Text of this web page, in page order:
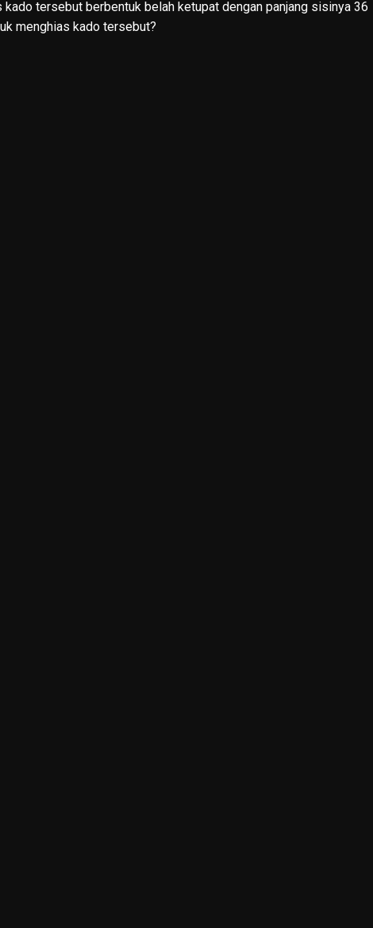
tersebut berbentuk belah ketupat dengan panjang sisinya 36
menghias kado tersebut?